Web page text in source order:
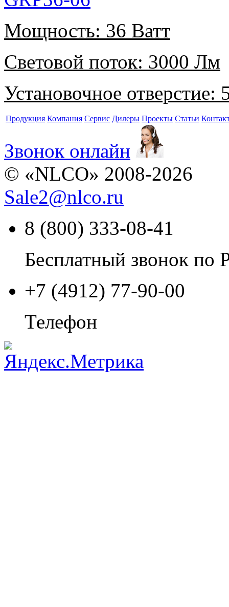
Мощность: 36 Ватт
Световой поток: 3000 Лм
Установочное отверстие:
Продукция Компания Сервис Дилеры Проекты Статьи
Звонок онлайн
© «NLCO» 2008-2026
Sale2@nlco.ru
8 (800) 333-08-41
Бесплатный звонок по
+7 (4912) 77-90-00
Телефон